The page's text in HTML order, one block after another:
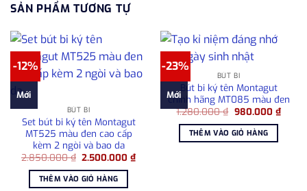
SẢN PHẨM TƯƠNG TỰ
-12%
Mới
BÚT BI
Set bút bi ký tên Montagut
MT525 màu đen cao cấp
kèm 2 ngòi và bao da
2.850.000₫ Giá
là:
2.850.000 ₫.
2.500.000₫Giá
hiện
THÊM VÀO GIỎ HÀNG
-23%
Mới
BÚT BI
Bút bi ký tên Montagut
chính hãng MT085 màu đen
1.280.000₫ Giá
là:
1.280.000 ₫.
980.000 ₫Giá
hiện
THÊM VÀO GIỎ HÀNG